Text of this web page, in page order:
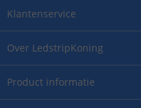
Over LedstripKoning
Product informatie
Klantenservice